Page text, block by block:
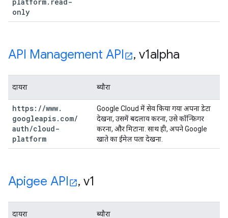
only
API Management API , v1alpha
दायरा ब्यौरा
https: //www.
googleapis. com/
auth/cloud-
platform
Google Cloud में सेव किया गया अपना डेटा
देखना, उसमें बदलाव करना, उसे कॉन्फ़िगर
करना, और मिटाना. साथ ही, अपने Google
खाते का ईमेल पता देखना.
Apigee API , v1
दायरा ब्यौरा